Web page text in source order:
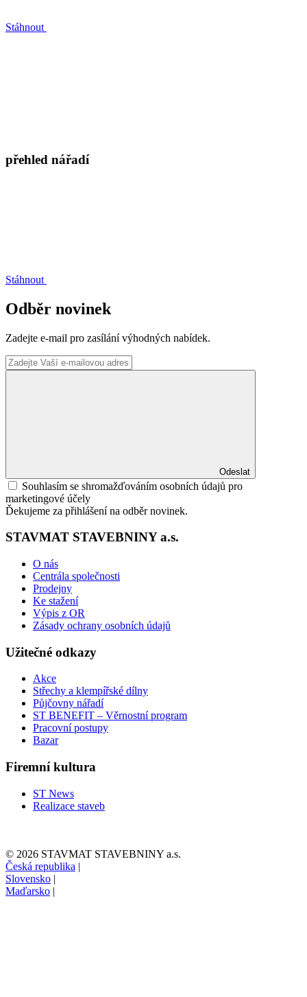
Stáhnout
přehled nářadí
Stáhnout
Odběr novinek
Zadejte e-mail pro zasílání výhodných nabídek.
Odeslat
Souhlasím se shromažďováním osobních údajů pro
marketingové účely
Ďekujeme za přihlášení na odběr novinek.
STAVMAT STAVEBNINY a.s.
O nás
Centrála společnosti
Prodejny
Ke stažení
Výpis z OR
Zásady ochrany osobních údajů
Užitečné odkazy
Akce
Střechy a klempířské dílny
Půjčovny nářadí
ST BENEFIT – Věrnostní program
Pracovní postupy
Bazar
Firemní kultura
ST News
Realizace staveb
© 2026 STAVMAT STAVEBNINY a.s.
Česká republika |
Slovensko |
Maďarsko |